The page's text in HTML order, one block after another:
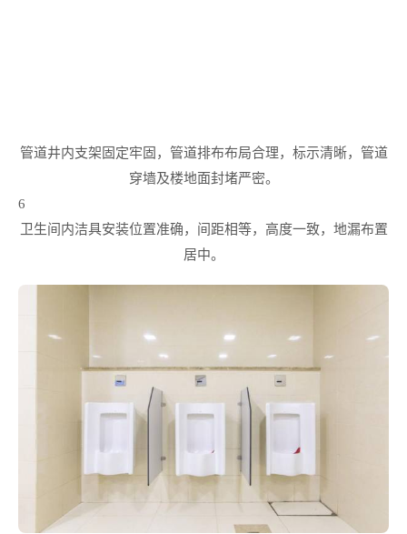
管道井内支架固定牢固，管道排布布局合理，标示清晰，管道
穿墙及楼地面封堵严密。
6
卫生间内洁具安装位置准确，间距相等，高度一致，地漏布置
居中。